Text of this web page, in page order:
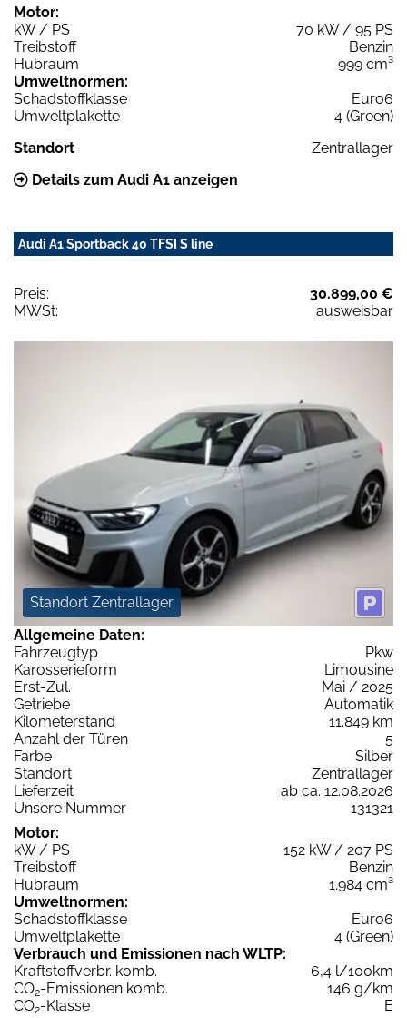
Motor:
kW / PS
70 kW / 95 PS
Treibstoff
Benzin
Hubraum
999 cm³
Umweltnormen:
Schadstoffklasse
Euro6
Umweltplakette
4 (Green)
Standort
Zentrallager
Details zum Audi A1 anzeigen
Audi A1 Sportback 40 TFSI S line
Preis:
30.899,00 €
MWSt:
ausweisbar
Standort Zentrallager
Allgemeine Daten:
Fahrzeugtyp
Pkw
Karosserieform
Limousine
Erst-Zul.
Mai / 2025
Getriebe
Automatik
Kilometerstand
11.849 km
Anzahl der Türen
5
Farbe
Silber
Standort
Zentrallager
Lieferzeit
ab ca. 12.08.2026
Unsere Nummer
131321
Motor:
kW / PS
152 kW / 207 PS
Treibstoff
Benzin
Hubraum
1.984 cm³
Umweltnormen:
Schadstoffklasse
Euro6
Umweltplakette
4 (Green)
Verbrauch und Emissionen nach WLTP:
Kraftstoffverbr. komb.
6,4 l/100km
CO2-Emissionen komb.
146 g/km
CO2-Klasse
E